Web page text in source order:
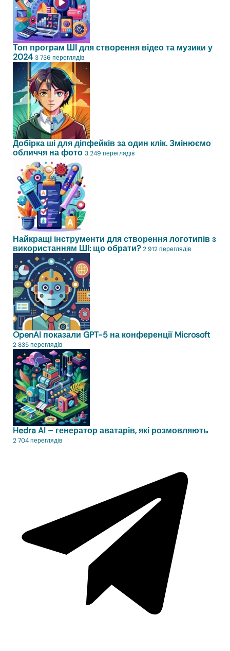
Топ програм ШІ для створення відео та музики у
2024 3 736 переглядів
Добірка ші для діпфейків за один клік. Змінюємо
обличчя на фото 3 249 переглядів
Найкращі інструменти для створення логотипів з
використанням ШІ: що обрати? 2 912 переглядів
OpenAI показали GPT-5 на конференції Microsoft
2 835 переглядів
Hedra AI – генератор аватарів, які розмовляють
2 704 переглядів